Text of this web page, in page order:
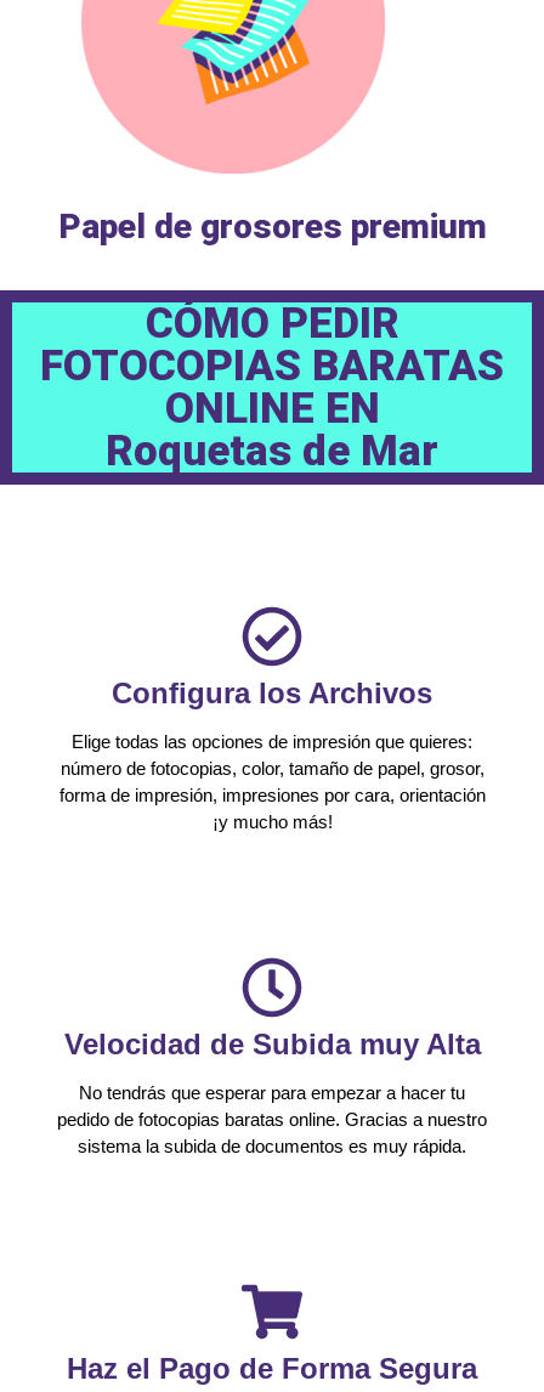
Papel de grosores premium
CÓMO PEDIR
FOTOCOPIAS BARATAS
ONLINE EN
Roquetas de Mar
Configura los Archivos
Elige todas las opciones de impresión que quieres:
número de fotocopias, color, tamaño de papel, grosor,
forma de impresión, impresiones por cara, orientación
¡y mucho más!
Velocidad de Subida muy Alta
No tendrás que esperar para empezar a hacer tu
pedido de fotocopias baratas online. Gracias a nuestro
sistema la subida de documentos es muy rápida.
Haz el Pago de Forma Segura